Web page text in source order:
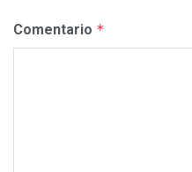
Comentario *